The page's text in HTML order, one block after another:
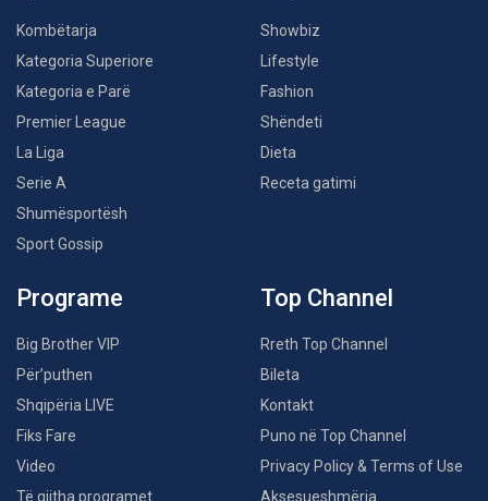
Kombëtarja
Kategoria Superiore
Kategoria e Parë
Premier League
La Liga
Serie A
Shumësportësh
Sport Gossip
Showbiz
Lifestyle
Fashion
Shëndeti
Dieta
Receta gatimi
Programe
Big Brother VIP
Për’puthen
Shqipëria LIVE
Fiks Fare
Video
Të gjitha programet
Top Channel
Rreth Top Channel
Bileta
Kontakt
Puno në Top Channel
Privacy Policy & Terms of Use
Aksesueshmëria